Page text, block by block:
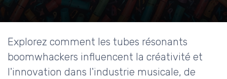
Explorez comment les tubes résonants
boomwhackers influencent la créativité et
l'innovation dans l'industrie musicale, de